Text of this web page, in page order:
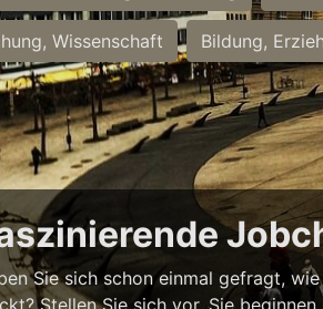
Wissenschaft Bildung,
Sie sich schon einmal gefragt,